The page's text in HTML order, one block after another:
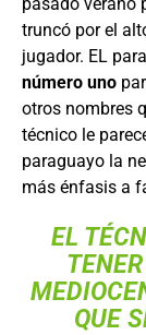
truncó por el
jugador. EL
número uno
otros nombres
técnico le
paraguayo la
más énfasis a
EL
QUE